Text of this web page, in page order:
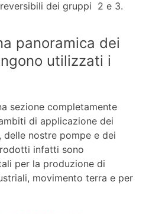
dei gruppi 2 e 3.
panoramica dei
utilizzati i
sezione completamente
di applicazione dei
nostre pompe e dei
infatti sono
per la produzione di
movimento terra e per